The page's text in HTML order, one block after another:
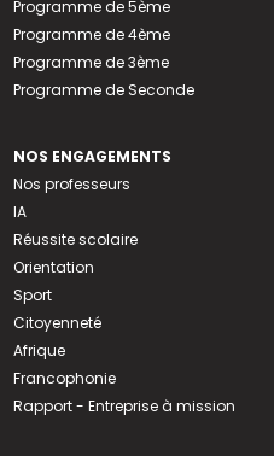
Programme de 5ème
Programme de 4ème
Programme de 3ème
Programme de Seconde
NOS ENGAGEMENTS
Nos professeurs
IA
Réussite scolaire
Orientation
Sport
Citoyenneté
Afrique
Francophonie
Rapport - Entreprise à mission